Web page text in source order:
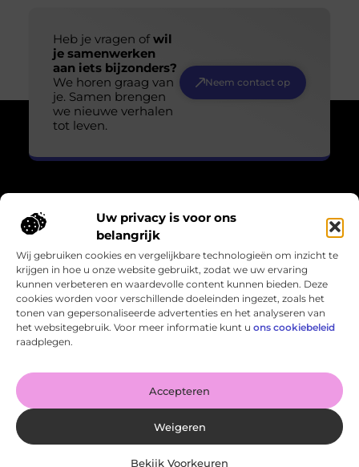
Uw privacy is voor ons
belangrijk
Wij gebruiken cookies en vergelijkbare technologieën om inzicht te
krijgen in hoe u onze website gebruikt, zodat we uw ervaring
kunnen verbeteren en waardevolle content kunnen bieden. Deze
cookies worden voor verschillende doeleinden ingezet, zoals het
tonen van gepersonaliseerde advertenties en het analyseren van
het websitegebruik. Voor meer informatie kunt u ons cookiebeleid
raadplegen.
Accepteren
Weigeren
Bekijk Voorkeuren
Heb je vragen ofwil
je samenwerken
aan iets bijzonders?
We horen graag van
je. Samen brengen
we nieuwe verhalen
tot leven.
Neem contact op
Over Losser Digitaal
“Kijk omhoog. Vind het wonder in het gewone.”
Losser-digitaal.nl nodigt je uit om de magie in het alledaagse
te zien. Inspirerende blogs en verhalen die verwondering
oproepen en het leven in een ander licht zetten.
Bericht categorie